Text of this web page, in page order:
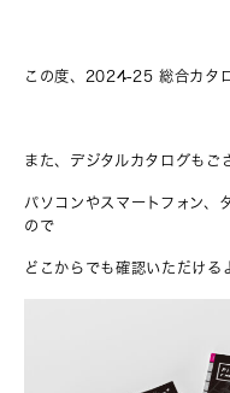
この度、2024-25 総合カタ
また、デジタルカタログもご
パソコンやスマートフォン、
ので
どこからでも確認いただける